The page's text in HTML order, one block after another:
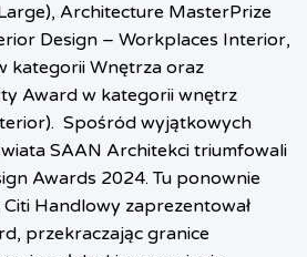
Architecture MasterPrize
Design – Workplaces Interior,
kategorii Wnętrza oraz
Award w kategorii wnętrz
Spośród wyjątkowych
SAAN Architekci triumfowali
Awards 2024. Tu ponownie
Handlowy zaprezentował
przekraczając granice